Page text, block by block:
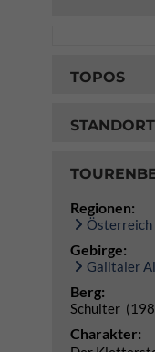
TOPOS
Regionen:
Österreich
Gebirge:
Gailtaler
Berg:
Schulter
Charakter: